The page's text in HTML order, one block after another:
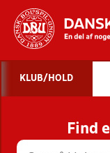
KLUB/HOLD
Find